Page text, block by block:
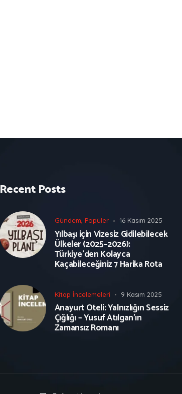
Recent Posts
Gündem, Popüler 16 Kasım 2025
Yılbaşı için Vizesiz Gidilebilecek
Ülkeler (2025–2026):
Türkiye’den Kolayca
Kaçabileceğiniz 7 Harika Rota
Kitap İncelemeleri 9 Kasım 2025
Anayurt Oteli: Yalnızlığın Sessiz
Çığlığı – Yusuf Atılgan’ın
Zamansız Romanı